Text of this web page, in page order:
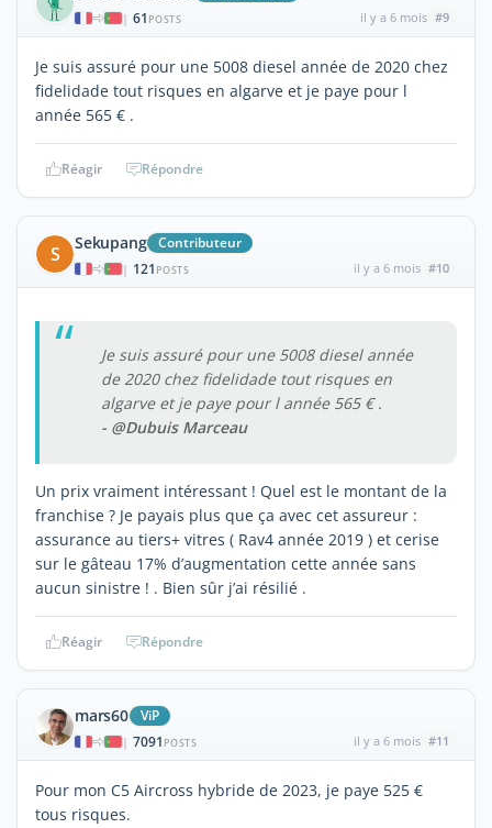
| 61 POSTS il y a 6 mois #9
Je suis assuré pour une 5008 diesel année de 2020 chez
fidelidade tout risques en algarve et je paye pour l
année 565 € .
Réagir Répondre
S Sekupang Contributeur
| 121 POSTS il y a 6 mois #10
Je suis assuré pour une 5008 diesel année
de 2020 chez fidelidade tout risques en
algarve et je paye pour l année 565 € .
- @Dubuis Marceau
Un prix vraiment intéressant ! Quel est le montant de la
franchise ? Je payais plus que ça avec cet assureur :
assurance au tiers+ vitres ( Rav4 année 2019 ) et cerise
sur le gâteau 17% d’augmentation cette année sans
aucun sinistre ! . Bien sûr j’ai résilié .
Réagir Répondre
mars60 ViP
| 7091 POSTS il y a 6 mois #11
Pour mon C5 Aircross hybride de 2023, je paye 525 €
tous risques.